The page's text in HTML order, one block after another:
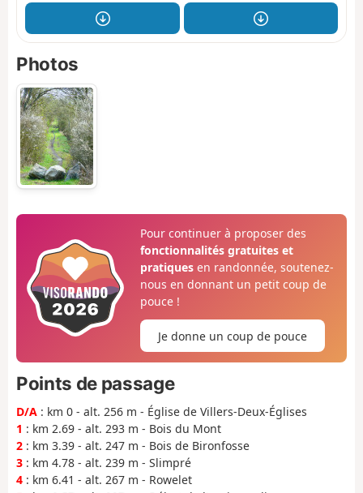
Photos
Pour continuer à proposer des
fonctionnalités gratuites et
pratiquesen randonnée, soutenez-
nous en donnant un petit coup de
pouce !
Je donne un coup de pouce
Points de passage
D/A : km 0 - alt. 256 m - Église de Villers-Deux-Églises
1 : km 2.69 - alt. 293 m - Bois du Mont
2 : km 3.39 - alt. 247 m - Bois de Bironfosse
3 : km 4.78 - alt. 239 m - Slimpré
4 : km 6.41 - alt. 267 m - Rowelet